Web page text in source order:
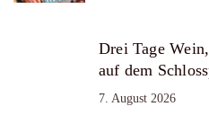
Drei Tage
auf dem
7. August 2026